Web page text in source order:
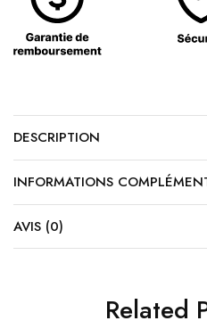
DESCRIPTION
INFORMATIONS
AVIS (0)
Related